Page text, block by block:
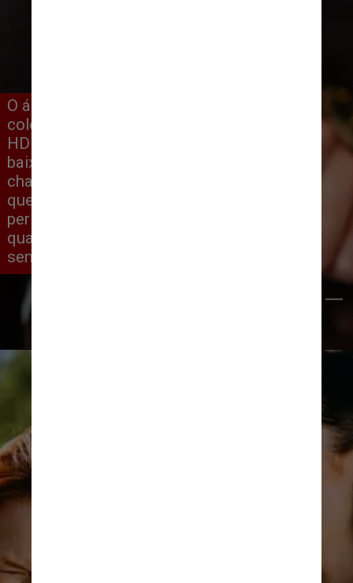
O álcool parece aumentar os níveis de
colesterol “bom”, conhecido como
HDL, e os bebedores têm níveis mais
baixos de uma proteína pegajosa
chamada fibrinogênio no sangue, o
que pode reduzir o risco de coágulos
perigosos. Além disso, em pequenas
quantidades, o álcool pode aumentar a
sensibilidade à insulina